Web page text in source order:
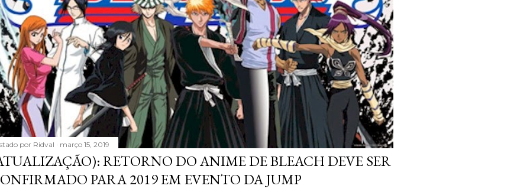
por Ridval março 15, 2019
RETORNO DO ANIME DE BLEACH DEVE SER
PARA 2019 EM EVENTO DA JUMP